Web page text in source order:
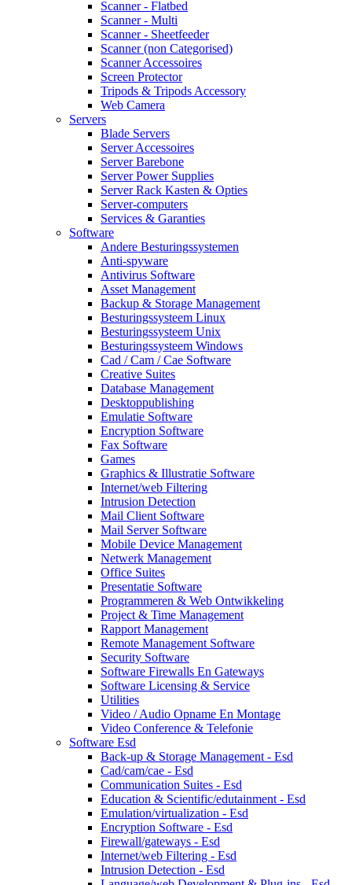
Scanner - Flatbed
Scanner - Multi
Scanner - Sheetfeeder
Scanner (non Categorised)
Scanner Accessoires
Screen Protector
Tripods & Tripods Accessory
Web Camera
Servers
Blade Servers
Server Accessoires
Server Barebone
Server Power Supplies
Server Rack Kasten & Opties
Server-computers
Services & Garanties
Software
Andere Besturingssystemen
Anti-spyware
Antivirus Software
Asset Management
Backup & Storage Management
Besturingssysteem Linux
Besturingssysteem Unix
Besturingssysteem Windows
Cad / Cam / Cae Software
Creative Suites
Database Management
Desktoppublishing
Emulatie Software
Encryption Software
Fax Software
Games
Graphics & Illustratie Software
Internet/web Filtering
Intrusion Detection
Mail Client Software
Mail Server Software
Mobile Device Management
Netwerk Management
Office Suites
Presentatie Software
Programmeren & Web Ontwikkeling
Project & Time Management
Rapport Management
Remote Management Software
Security Software
Software Firewalls En Gateways
Software Licensing & Service
Utilities
Video / Audio Opname En Montage
Video Conference & Telefonie
Software Esd
Back-up & Storage Management - Esd
Cad/cam/cae - Esd
Communication Suites - Esd
Education & Scientific/edutainment - Esd
Emulation/virtualization - Esd
Encryption Software - Esd
Firewall/gateways - Esd
Internet/web Filtering - Esd
Intrusion Detection - Esd